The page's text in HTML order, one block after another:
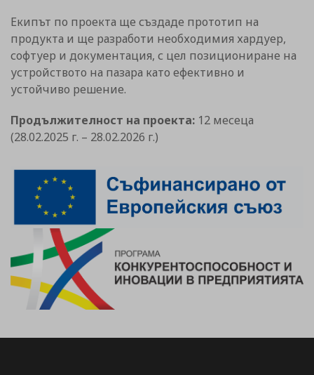
Екипът по проекта ще създаде прототип на
продукта и ще разработи необходимия хардуер,
софтуер и документация, с цел позициониране на
устройството на пазара като ефективно и
устойчиво решение.
Продължителност на проекта: 12 месеца
(28.02.2025 г. – 28.02.2026 г.)